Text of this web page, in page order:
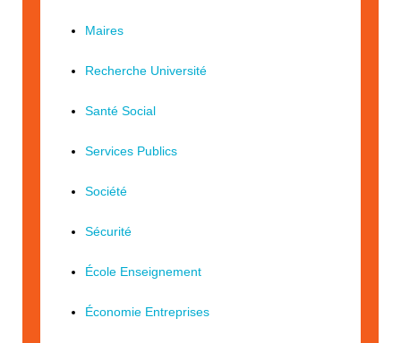
Maires
Recherche Université
Santé Social
Services Publics
Société
Sécurité
École Enseignement
Économie Entreprises